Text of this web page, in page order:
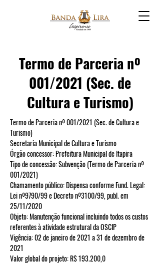
Termo de Parceria nº
001/2021 (Sec. de
Cultura e Turismo)
Termo de Parceria nº 001/2021 (Sec. de Cultura e
Turismo)
Secretaria Municipal de Cultura e Turismo
Órgão concessor: Prefeitura Municipal de Itapira
Tipo de concessão: Subvenção (Termo de Parceria nº
001/2021)
Chamamento público: Dispensa conforme Fund. Legal:
Lei nº9790/99 e Decreto nº3100/99, publ. em
25/11/2020
Objeto: Manutenção funcional incluindo todos os custos
referentes à atividade estrutural da OSCIP
Vigência: 02 de janeiro de 2021 a 31 de dezembro de
2021
Valor global do projeto: R$ 193.200,0